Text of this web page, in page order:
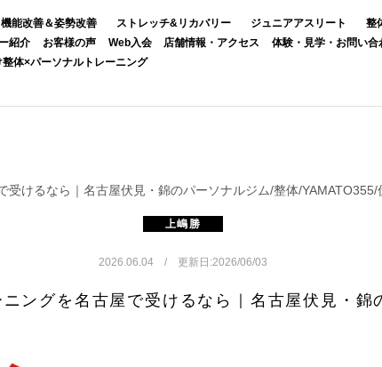
機能改善＆姿勢改善 ストレッチ&リカバリー ジュニアアスリート 整
紹介 お客様の声 Web入会 店舗情報・アクセス 体験・見学・お問い合
体×パーソナルトレーニング
受けるなら｜名古屋伏見・錦のパーソナルジム/整体/YAMATO355/
上嶋勝
2026.06.04 / 更新日:2026/06/03
ングを名古屋で受けるなら｜名古屋伏見・錦